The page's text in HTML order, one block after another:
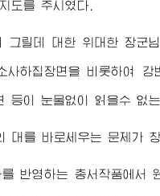
도를 주시였다.
그릴데 대한 위대한 장군
하집장면을 비롯하여
등이 눈물없이 읽을수 없
를 바로세우는 문제가
반영하는 총서작품에서